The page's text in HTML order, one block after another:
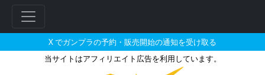
X でガンプラの予約・販売開始の通知を受け取る
当サイトはアフィリエイト広告を利用しています。